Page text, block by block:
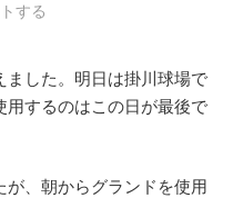
する
ました。明日は掛川球場で
用するのはこの日が最後で
、朝からグランドを使用